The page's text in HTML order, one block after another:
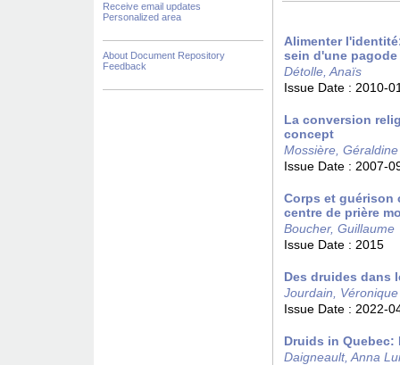
Receive email updates
Personalized area
About Document Repository
Feedback
Alimenter
sein d'une
Détolle, Anaïs
Issue Date : 2010-
La conversion
concept
Mossière, Géraldine
Issue Date : 2007-
Corps et guérison
centre de prière
Boucher, Guillaume
Issue Date : 2015
Des druides dans
Jourdain, Véronique
Issue Date : 2022-
Druids in
Daigneault, Anna